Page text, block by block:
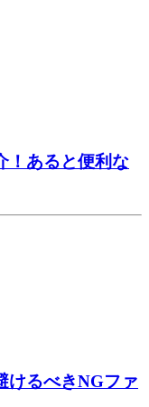
！あると便利な
けるべきNGファ